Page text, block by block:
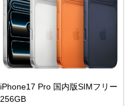
iPhone17 Pro 国内版SIMフリー
256GB